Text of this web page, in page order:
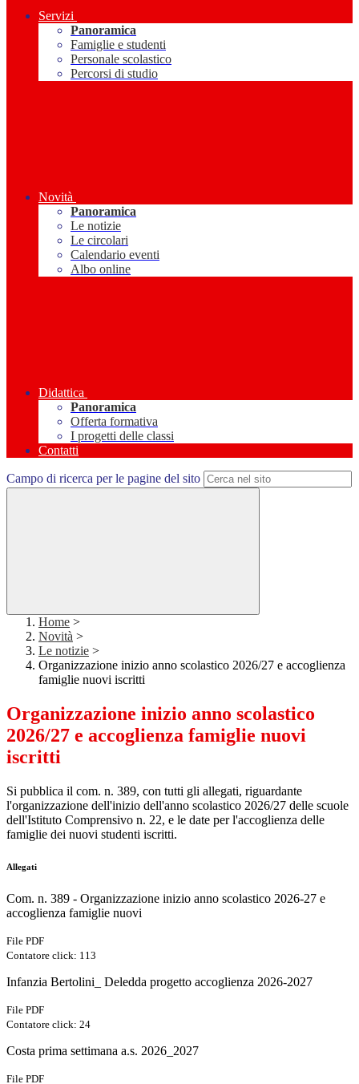
Servizi
Panoramica
Famiglie e studenti
Personale scolastico
Percorsi di studio
Novità
Panoramica
Le notizie
Le circolari
Calendario eventi
Albo online
Didattica
Panoramica
Offerta formativa
I progetti delle classi
Contatti
Campo di ricerca per le pagine del sito
Home >
Novità >
Le notizie >
Organizzazione inizio anno scolastico 2026/27 e accoglienza
famiglie nuovi iscritti
Organizzazione inizio anno scolastico
2026/27 e accoglienza famiglie nuovi
iscritti
Si pubblica il com. n. 389, con tutti gli allegati, riguardante
l'organizzazione dell'inizio dell'anno scolastico 2026/27 delle scuole
dell'Istituto Comprensivo n. 22, e le date per l'accoglienza delle
famiglie dei nuovi studenti iscritti.
Allegati
Com. n. 389 - Organizzazione inizio anno scolastico 2026-27 e
accoglienza famiglie nuovi
File PDF
Contatore click: 113
Infanzia Bertolini_ Deledda progetto accoglienza 2026-2027
File PDF
Contatore click: 24
Costa prima settimana a.s. 2026_2027
File PDF